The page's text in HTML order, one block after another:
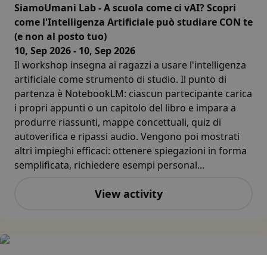
SiamoUmani Lab - A scuola come ci vAI? Scopri
come l'Intelligenza Artificiale può studiare CON te
(e non al posto tuo)
10, Sep 2026 - 10, Sep 2026
Il workshop insegna ai ragazzi a usare l'intelligenza
artificiale come strumento di studio. Il punto di
partenza è NotebookLM: ciascun partecipante carica
i propri appunti o un capitolo del libro e impara a
produrre riassunti, mappe concettuali, quiz di
autoverifica e ripassi audio. Vengono poi mostrati
altri impieghi efficaci: ottenere spiegazioni in forma
semplificata, richiedere esempi personal...
View activity